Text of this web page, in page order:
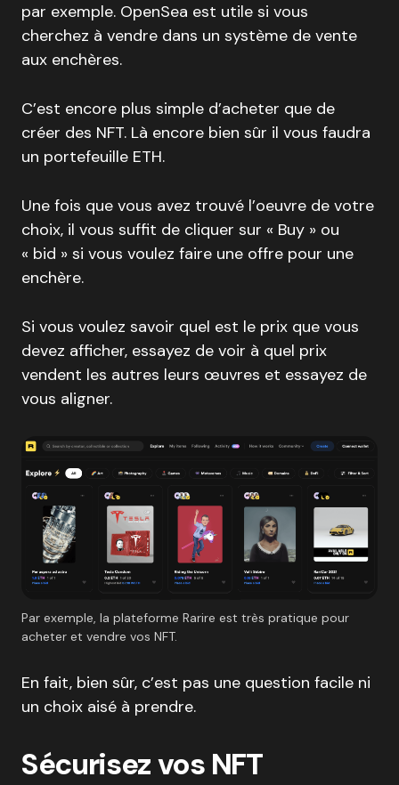
par exemple. OpenSea est utile si vous
cherchez à vendre dans un système de vente
aux enchères.
C’est encore plus simple d’acheter que de
créer des NFT. Là encore bien sûr il vous faudra
un portefeuille ETH.
Une fois que vous avez trouvé l’oeuvre de votre
choix, il vous suffit de cliquer sur « Buy » ou
« bid » si vous voulez faire une offre pour une
enchère.
Si vous voulez savoir quel est le prix que vous
devez afficher, essayez de voir à quel prix
vendent les autres leurs œuvres et essayez de
vous aligner.
Par exemple, la plateforme Rarire est très pratique pour
acheter et vendre vos NFT.
En fait, bien sûr, c’est pas une question facile ni
un choix aisé à prendre.
Sécurisez vos NFT